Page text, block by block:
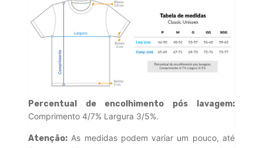
Percentual de encolhimento pós lavagem:
Comprimento 4/7% Largura 3/5%.
Atenção: As medidas podem variar um pouco, até